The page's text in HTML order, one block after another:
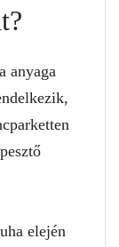
anyaga
elején